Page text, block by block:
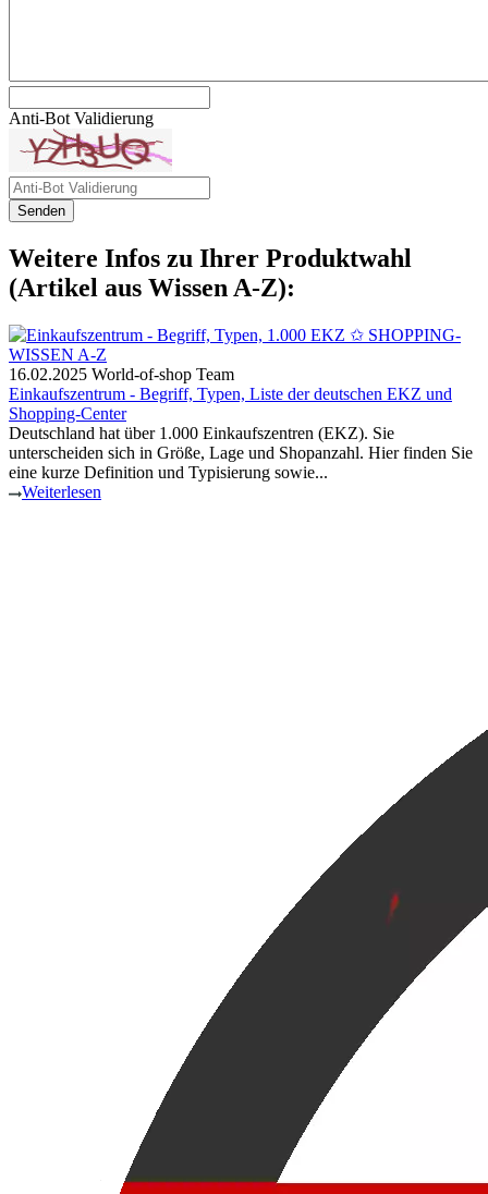
Anti-Bot Validierung
Senden
Weitere Infos zu Ihrer Produktwahl
(Artikel aus Wissen A-Z):
16.02.2025 World-of-shop Team
Einkaufszentrum - Begriff, Typen, Liste der deutschen EKZ und
Shopping-Center
Deutschland hat über 1.000 Einkaufszentren (EKZ). Sie
unterscheiden sich in Größe, Lage und Shopanzahl. Hier finden Sie
eine kurze Definition und Typisierung sowie...
Weiterlesen